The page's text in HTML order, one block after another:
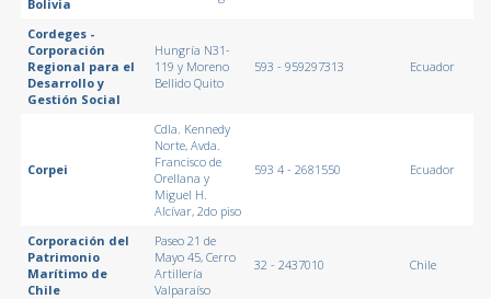
Bolivia
Cordeges -
Corporación
Regional para el
Desarrollo y
Gestión Social
Hungría N31-
119 y Moreno
Bellido Quito
593 - 959297313 Ecuador
Corpei
Cdla. Kennedy
Norte, Avda.
Francisco de
Orellana y
Miguel H.
Alcívar, 2do piso
593 4 - 2681550 Ecuador
Corporación del
Patrimonio
Marítimo de
Chile
Paseo 21 de
Mayo 45, Cerro
Artillería
Valparaíso
32 - 2437010 Chile